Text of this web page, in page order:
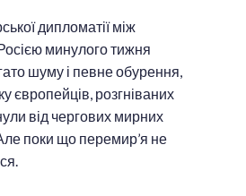
дипломатії між
минулого тижня
шуму і певне обурення,
європейців, розгніваних
від чергових мирних
поки що перемир’я не